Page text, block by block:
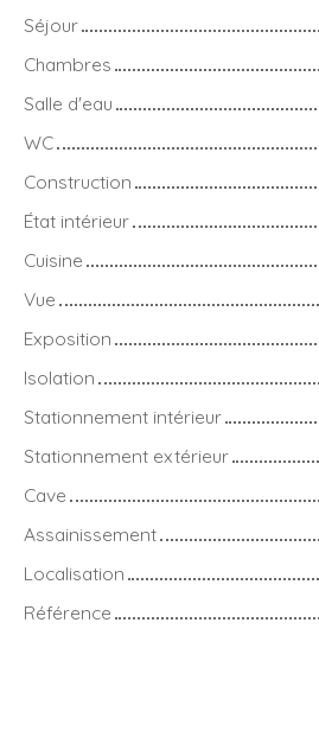
Séjour
Chambres
Salle d'eau
WC
Construction
État intérieur
Cuisine
Vue
Exposition
Isolation
Stationnement intérieur
Stationnement extérieur
Cave
Assainissement
Localisation
Référence